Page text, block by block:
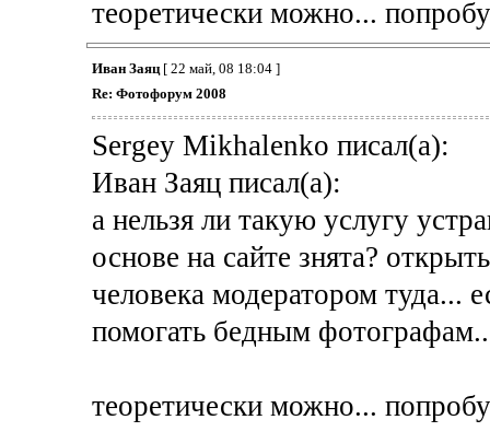
теоретически можно...
Иван Заяц[ 22 май, 08 18:04 ]
Re: Фотофорум 2008
Sergey Mikhalenko писал(а):
Иван Заяц писал(а):
а нельзя ли такую услугу
основе на сайте знята?
человека модератором туда...
помогать бедным
теоретически можно...